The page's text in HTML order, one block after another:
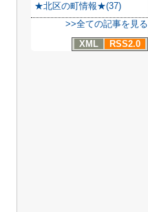
★北区の町情報★(37)
>>全ての記事を見る
XML
RSS2.0